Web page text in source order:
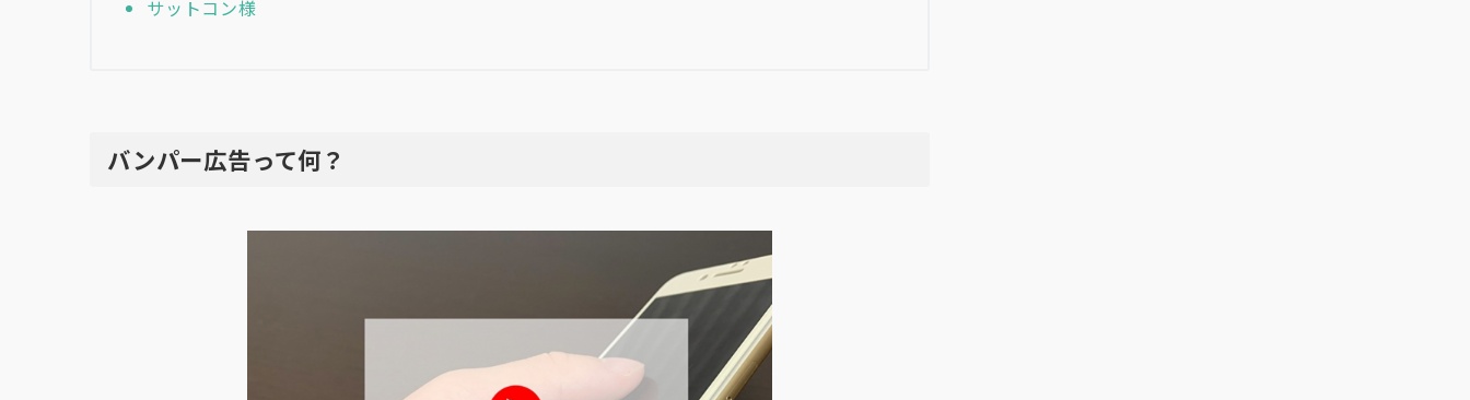
サットコン様
バンパー広告って何？